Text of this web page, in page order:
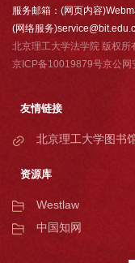
服务邮箱：(网页内容
(网络服务
北京理工大学法学院 版权所
京ICP备10019879号京公
友情链接
北京理工大学图书
资源库
Westlaw
中国知网